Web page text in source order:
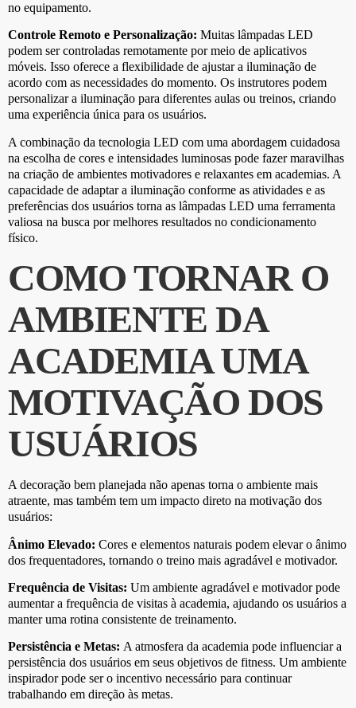
no equipamento.
Controle Remoto e Personalização: Muitas lâmpadas LED
podem ser controladas remotamente por meio de aplicativos
móveis. Isso oferece a flexibilidade de ajustar a iluminação de
acordo com as necessidades do momento. Os instrutores podem
personalizar a iluminação para diferentes aulas ou treinos, criando
uma experiência única para os usuários.
A combinação da tecnologia LED com uma abordagem cuidadosa
na escolha de cores e intensidades luminosas pode fazer maravilhas
na criação de ambientes motivadores e relaxantes em academias. A
capacidade de adaptar a iluminação conforme as atividades e as
preferências dos usuários torna as lâmpadas LED uma ferramenta
valiosa na busca por melhores resultados no condicionamento
físico.
COMO TORNAR O
AMBIENTE DA
ACADEMIA UMA
MOTIVAÇÃO DOS
USUÁRIOS
A decoração bem planejada não apenas torna o ambiente mais
atraente, mas também tem um impacto direto na motivação dos
usuários:
Ânimo Elevado: Cores e elementos naturais podem elevar o ânimo
dos frequentadores, tornando o treino mais agradável e motivador.
Frequência de Visitas: Um ambiente agradável e motivador pode
aumentar a frequência de visitas à academia, ajudando os usuários a
manter uma rotina consistente de treinamento.
Persistência e Metas: A atmosfera da academia pode influenciar a
persistência dos usuários em seus objetivos de fitness. Um ambiente
inspirador pode ser o incentivo necessário para continuar
trabalhando em direção às metas.